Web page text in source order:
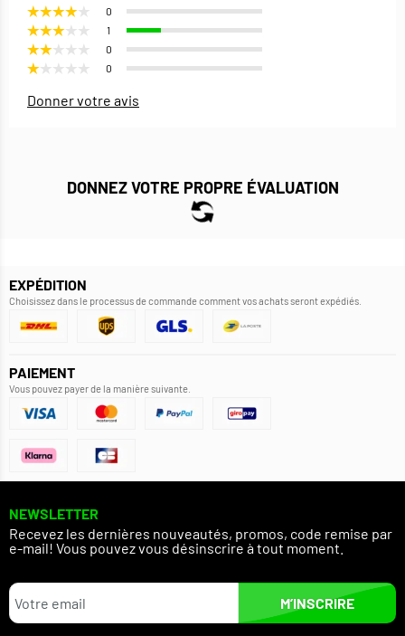
0
1
0
0
Donner votre avis
DONNEZ VOTRE PROPRE ÉVALUATION
EXPÉDITION
Choisissez dans le processus de commande comment vos achats seront expédiés.
PAIEMENT
Vous pouvez payer de la manière suivante.
NEWSLETTER
Recevez les dernières nouveautés, promos, code remise par
e-mail! Vous pouvez vous désinscrire à tout moment.
M’INSCRIRE